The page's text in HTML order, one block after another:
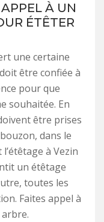
À UN
ÉTÊTER
une certaine
être confiée à
pour que
souhaitée. En
être prises
dans le
à Vezin
un étêtage
toutes les
Faites appel à